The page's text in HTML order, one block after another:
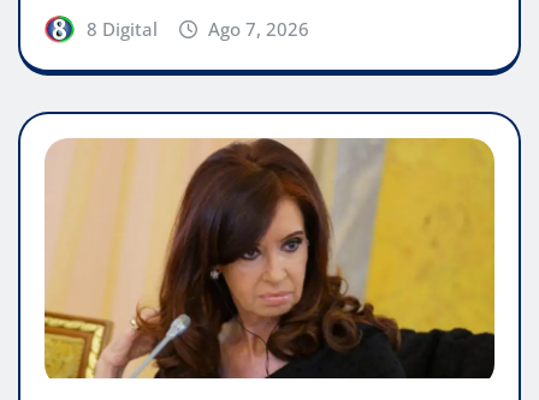
8 Digital Ago 7, 2026